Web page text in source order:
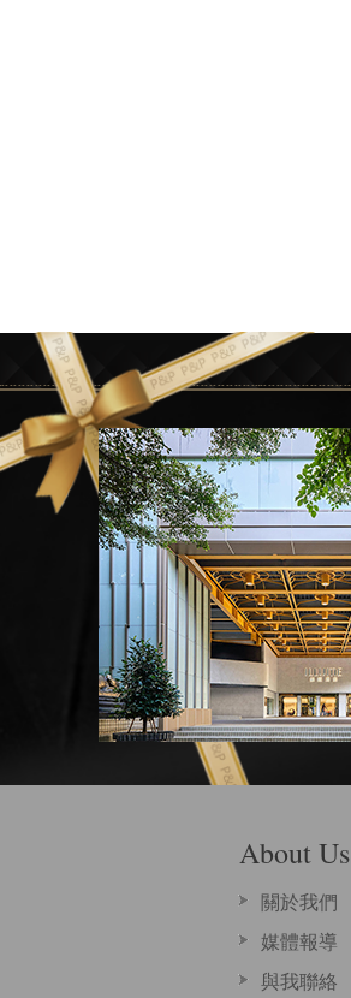
About Us
關於我們
媒體報導
與我聯絡